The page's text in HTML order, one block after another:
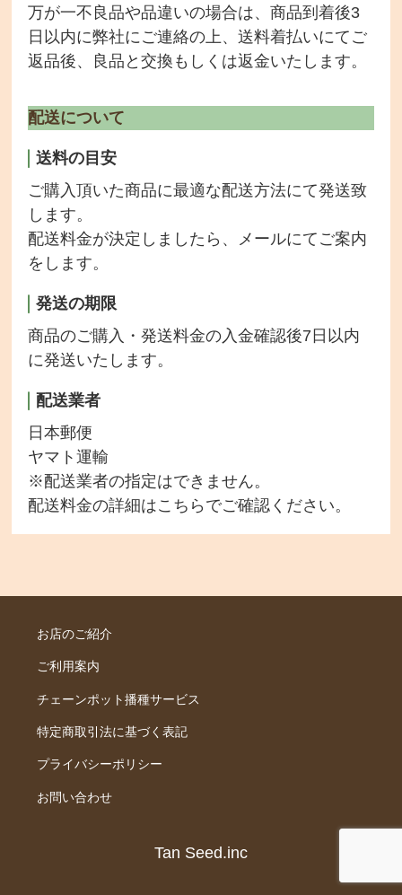
万が一不良品や品違いの場合は、商品到着後3
日以内に弊社にご連絡の上、送料着払いにてご
返品後、良品と交換もしくは返金いたします。
配送について
送料の目安
ご購入頂いた商品に最適な配送方法にて発送致
します。
配送料金が決定しましたら、メールにてご案内
をします。
発送の期限
商品のご購入・発送料金の入金確認後7日以内
に発送いたします。
配送業者
日本郵便
ヤマト運輸
※配送業者の指定はできません。
配送料金の詳細はこちら でご確認ください。
お店のご紹介
ご利用案内
チェーンポット播種サービス
特定商取引法に基づく表記
プライバシーポリシー
お問い合わせ
Tan Seed.inc